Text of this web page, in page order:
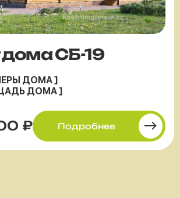
дома СБ-19
ДОМА ]
ДОМА ]
₽ Подробнее